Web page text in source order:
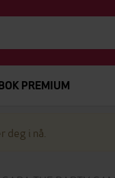
PREMIUM
i nå.